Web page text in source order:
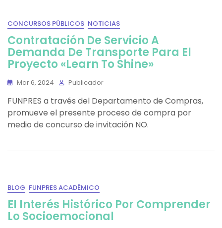
CONCURSOS PÚBLICOS NOTICIAS
Contratación De Servicio A
Demanda De Transporte Para El
Proyecto «Learn To Shine»
Mar 6, 2024 Publicador
FUNPRES a través del Departamento de Compras,
promueve el presente proceso de compra por
medio de concurso de invitación NO.
BLOG FUNPRES ACADÉMICO
El Interés Histórico Por Comprender
Lo Socioemocional